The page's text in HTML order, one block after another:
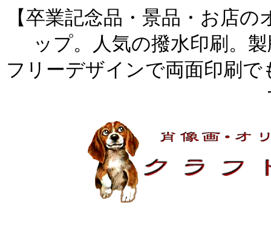
【卒業記念品・景品・お店
ップ。人気の撥水印刷。
フリーデザインで両面印刷